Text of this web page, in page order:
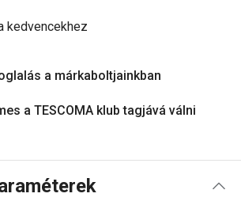
kedvencekhez
a márkaboltjainkban
a TESCOMA klub tagjává válni